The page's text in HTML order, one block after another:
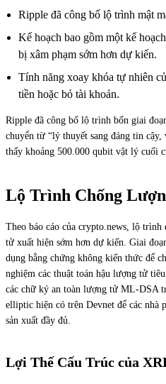
Ripple đã công bố lộ trình mật
Kế hoạch bao gồm một kế
bị xâm phạm sớm hơn dự kiến.
Tính năng xoay khóa tự nhiên
tiền hoặc bỏ tài khoản.
Ripple đã công bố lộ trình bốn giai
chuyển từ “lý thuyết sang đáng tin
thấy khoảng 500.000 qubit vật lý cuối
Lộ Trình Chống
Theo báo cáo của crypto.news, lộ
tử xuất hiện sớm hơn dự kiến. Giai
dụng bằng chứng không kiến thức để
nghiệm các thuật toán hậu lượng tử
các chữ ký an toàn lượng tử ML-DSA
elliptic hiện có trên Devnet để các nhà
sản xuất đầy đủ.
Lợi Thế Cấu Trúc của